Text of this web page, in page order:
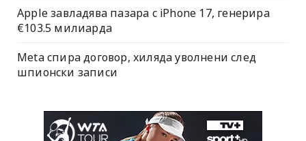
Apple завладява пазара с iPhone 17, генерира
€103.5 милиарда
Meta спира договор, хиляда уволнени след
шпионски записи